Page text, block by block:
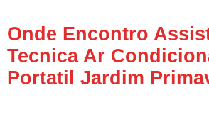
Onde Encontro
Tecnica Ar
Portatil Jardim